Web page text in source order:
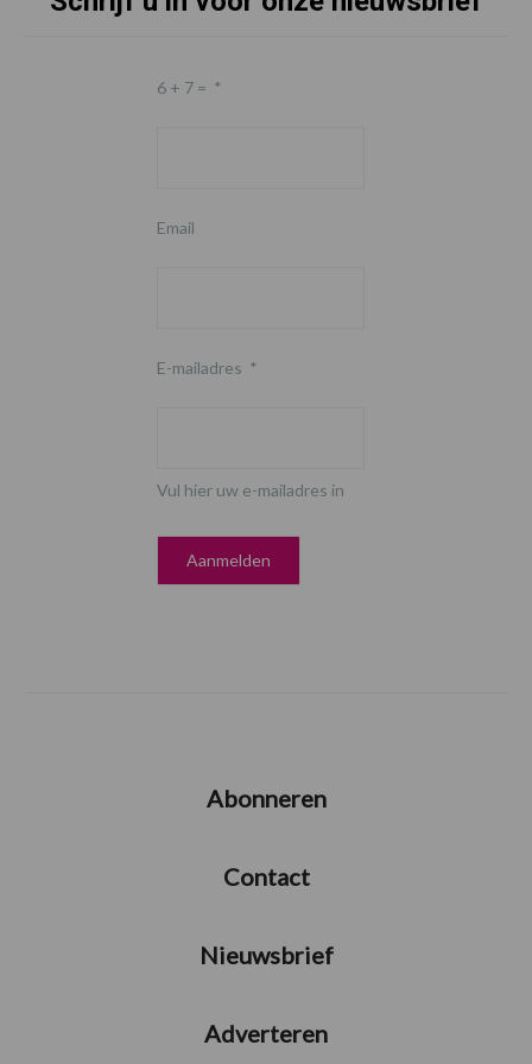
6 + 7 = *
Email
E-mailadres *
Vul hier uw e-mailadres in
Abonneren
Contact
Nieuwsbrief
Adverteren